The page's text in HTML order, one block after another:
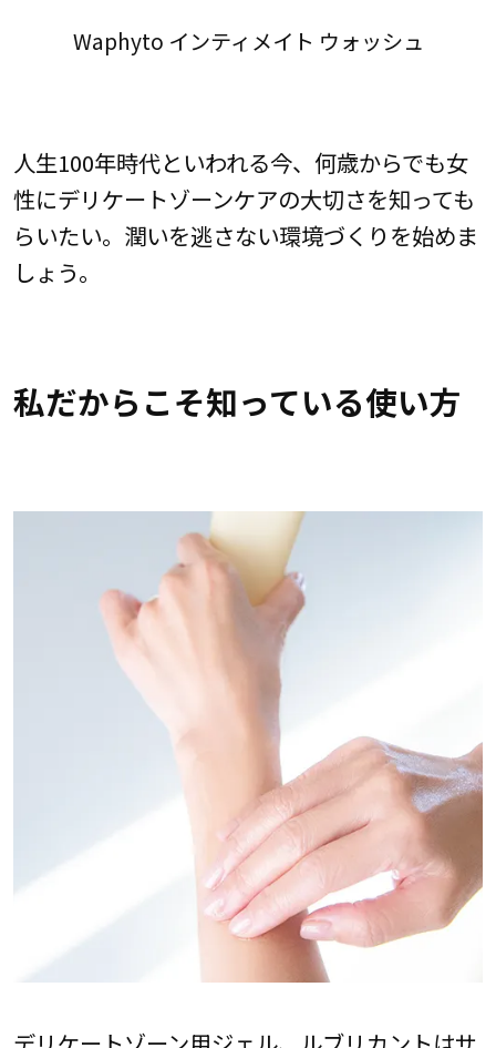
Waphyto インティメイト ウォッシュ
人生100年時代といわれる今、何歳からでも女
性にデリケートゾーンケアの大切さを知っても
らいたい。潤いを逃さない環境づくりを始めま
しょう。
私だからこそ知っている使い方